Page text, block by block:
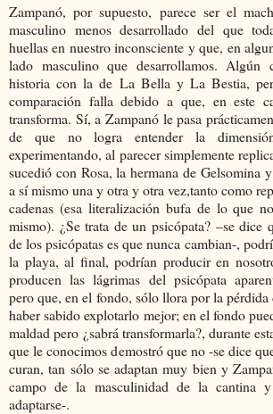
Zampanó, por supuesto, parece ser el
masculino menos desarrollado del que
huellas en nuestro inconsciente y que, en
lado masculino que desarrollamos. Algún
historia con la de La Bella y La Bestia,
comparación falla debido a que, en este
transforma. Sí, a Zampanó le pasa
de que no logra entender la
experimentando, al parecer simplemente
sucedió con Rosa, la hermana de Gelsomina
a sí mismo una y otra y otra vez,tanto como
cadenas (esa literalización bufa de lo que
mismo). ¿Se trata de un psicópata? –se dice
de los psicópatas es que nunca cambian-,
la playa, al final, podrían producir en
producen las lágrimas del psicópata
pero que, en el fondo, sólo llora por la
haber sabido explotarlo mejor; en el fondo
maldad pero ¿sabrá transformarla?, durante
que le conocimos demostró que no -se dice
curan, tan sólo se adaptan muy bien y
campo de la masculinidad de la cantina y
adaptarse-.